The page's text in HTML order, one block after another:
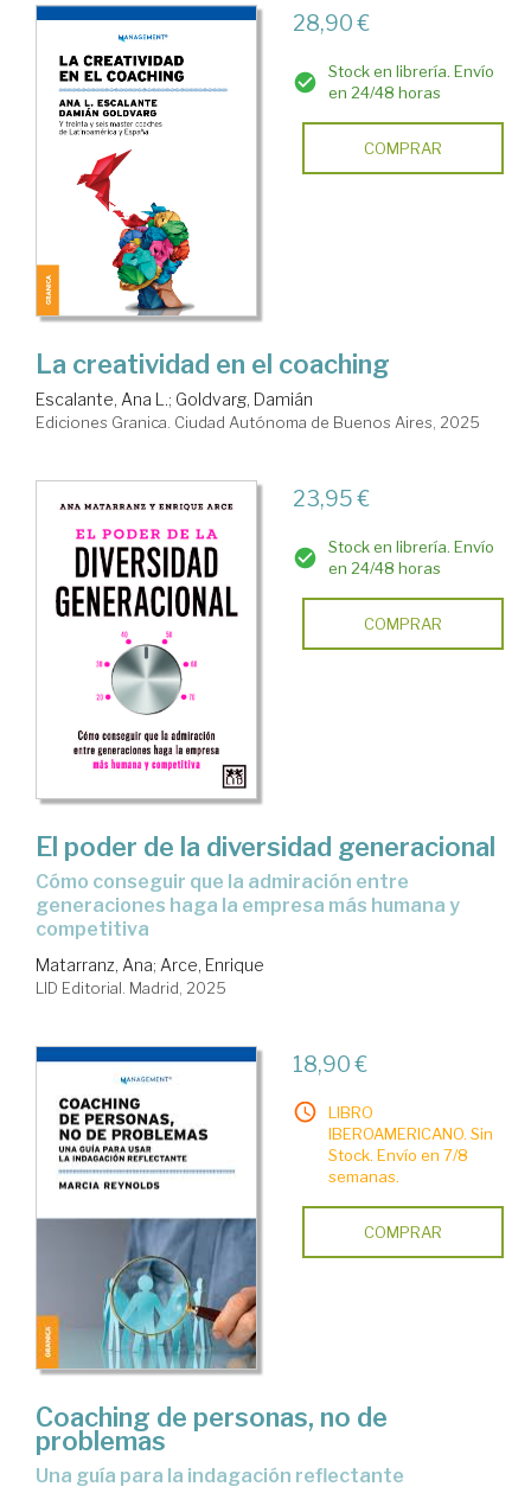
28,90 €
Stock en librería. Envío
en 24/48 horas
COMPRAR
La creatividad en el coaching
Escalante, Ana L.; Goldvarg, Damián
Ediciones Granica. Ciudad Autónoma de Buenos Aires, 2025
23,95 €
Stock en librería. Envío
en 24/48 horas
COMPRAR
El poder de la diversidad generacional
Cómo conseguir que la admiración entre
generaciones haga la empresa más humana y
competitiva
Matarranz, Ana; Arce, Enrique
LID Editorial. Madrid, 2025
18,90 €
LIBRO
IBEROAMERICANO. Sin
Stock. Envío en 7/8
semanas.
COMPRAR
Coaching de personas, no de
problemas
Una guía para la indagación reflectante